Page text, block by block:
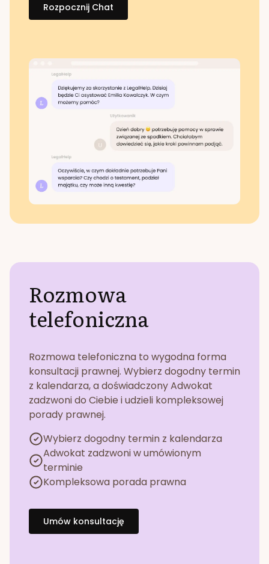
Rozpocznij Chat
Rozmowa
telefoniczna
Rozmowa telefoniczna to wygodna forma
konsultacji prawnej. Wybierz dogodny termin
z kalendarza, a doświadczony Adwokat
zadzwoni do Ciebie i udzieli kompleksowej
porady prawnej.
Wybierz dogodny termin z kalendarza
Adwokat zadzwoni w umówionym
terminie
Kompleksowa porada prawna
Umów konsultację